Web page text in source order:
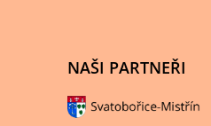
NAŠI PARTNEŘI